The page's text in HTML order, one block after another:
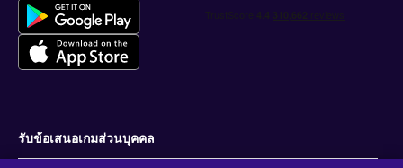
รับข้อเสนอเกมส่วนบุคคล